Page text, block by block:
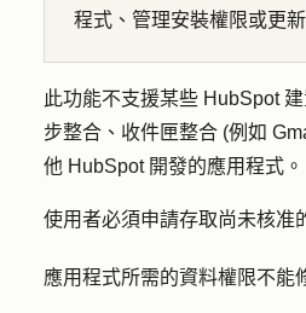
程式、管理安裝權限或更
此功能不支援某些 HubSpot
步整合、收件匣整合 (例如
他 HubSpot 開發的應用程式。
使用者必須申請存取尚未核准
應用程式所需的資料權限不能